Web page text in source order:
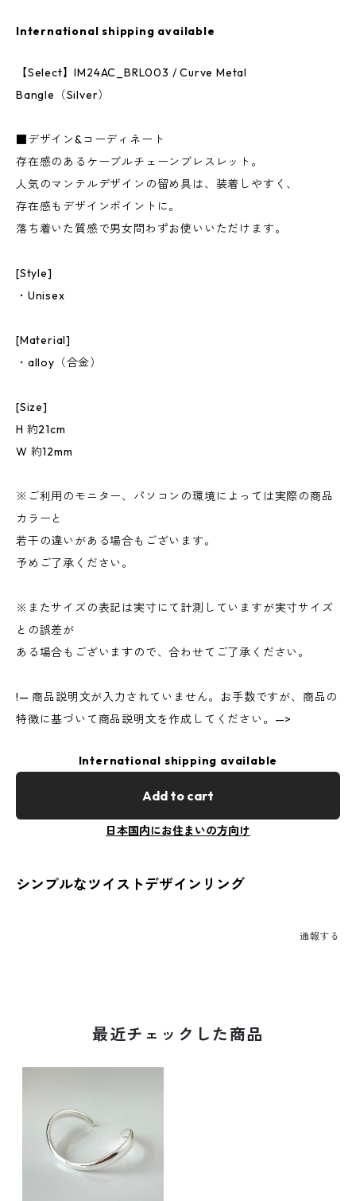
International shipping available
【Select】IM24AC_BRL003 / Curve Metal
Bangle（Silver）
■デザイン&コーディネート
存在感のあるケーブルチェーンブレスレット。
人気のマンテルデザインの留め具は、装着しやすく、
存在感もデザインポイントに。
落ち着いた質感で男女問わずお使いいただけます。
[Style]
・Unisex
[Material]
・alloy（合金）
[Size]
H 約21cm
W 約12mm
※ご利用のモニター、パソコンの環境によっては実際の商品
カラーと
若干の違いがある場合もございます。
予めご了承ください。
※またサイズの表記は実寸にて計測していますが実寸サイズ
との誤差が
ある場合もございますので、合わせてご了承ください。
!— 商品説明文が入力されていません。お手数ですが、商品の
特徴に基づいて商品説明文を作成してください。—>
International shipping available
Add to cart
日本国内にお住まいの方向け
シンプルなツイストデザインリング
通報する
最近チェックした商品